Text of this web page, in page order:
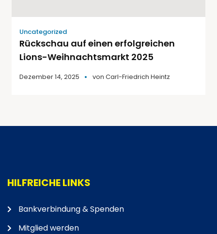
Uncategorized
Rückschau auf einen erfolgreichen
Lions-Weihnachtsmarkt 2025
Dezember 14, 2025 von Carl-Friedrich Heintz
HILFREICHE LINKS
Bankverbindung & Spenden
Mitglied werden